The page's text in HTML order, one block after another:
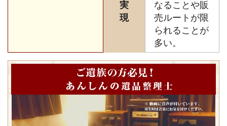
実
現
なることや販
売ルートが限
られることが
多い。